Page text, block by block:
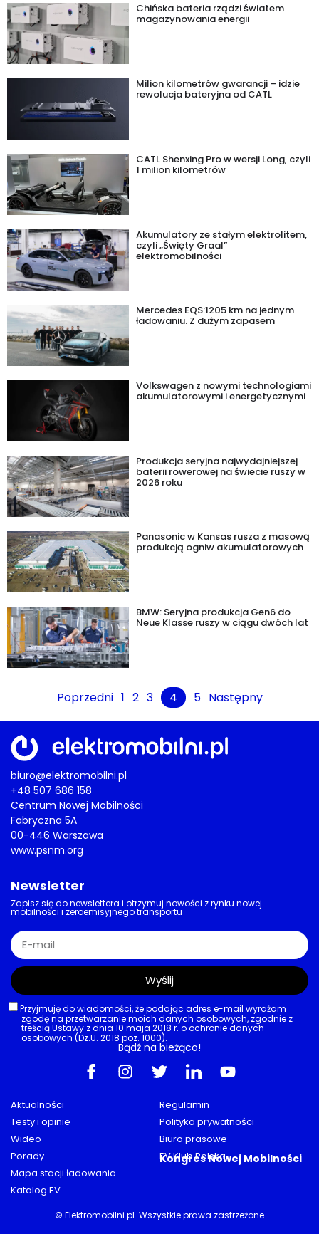
Chińska bateria rządzi światem
magazynowania energii
Milion kilometrów gwarancji – idzie
rewolucja bateryjna od CATL
CATL Shenxing Pro w wersji Long, czyli
1 milion kilometrów
Akumulatory ze stałym elektrolitem,
czyli „Święty Graal”
elektromobilności
Mercedes EQS:1205 km na jednym
ładowaniu. Z dużym zapasem
Volkswagen z nowymi technologiami
akumulatorowymi i energetycznymi
Produkcja seryjna najwydajniejszej
baterii rowerowej na świecie ruszy w
2026 roku
Panasonic w Kansas rusza z masową
produkcją ogniw akumulatorowych
BMW: Seryjna produkcja Gen6 do
Neue Klasse ruszy w ciągu dwóch lat
Poprzedni 1 2 3 4 5 Następny
biuro@elektromobilni.pl
+48 507 686 158
Centrum Nowej Mobilności
Fabryczna 5A
00-446 Warszawa
www.psnm.org
Aktualności
Testy i opinie
Wideo
Porady
Mapa stacji ładowania
Katalog EV
Regulamin
Polityka prywatności
Biuro prasowe
EV Klub Polska
Kongres Nowej Mobilności
Newsletter
Zapisz się do newslettera i otrzymuj nowości z rynku nowej
mobilności i zeroemisyjnego transportu
Przyjmuję do wiadomości, że podając adres e-mail wyrażam
zgodę na przetwarzanie moich danych osobowych, zgodnie z
treścią Ustawy z dnia 10 maja 2018 r. o ochronie danych
osobowych (Dz.U. 2018 poz. 1000).
Wyślij
Bądź na bieżąco!
© Elektromobilni.pl. Wszystkie prawa zastrzeżone